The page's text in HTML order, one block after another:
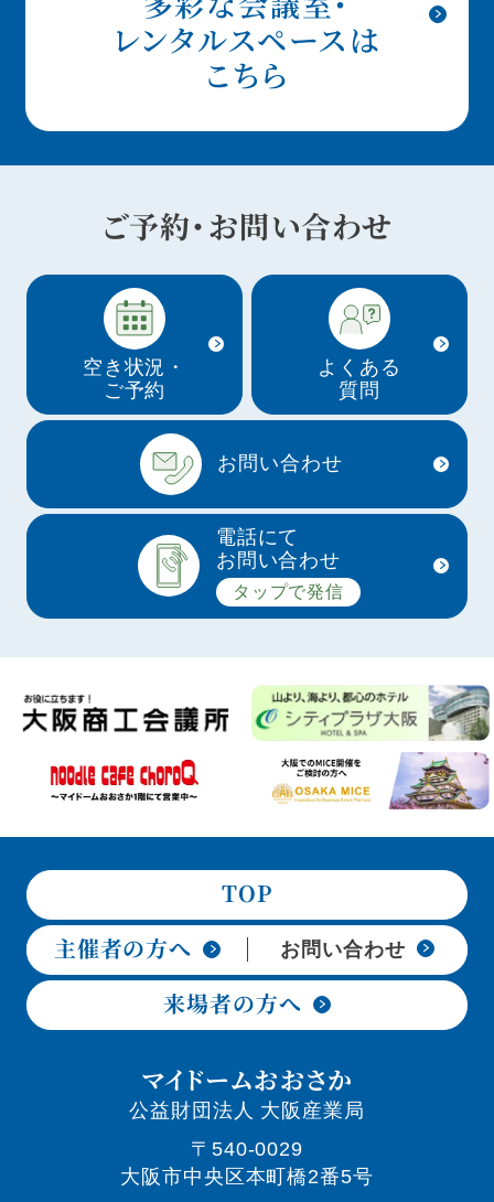
レンタルスペースは
こちら
ご予約・お問い合わせ
空き状況・
ご予約
お問い合わせ
よくある
質問
電話にて
お問い合わせ
タップで発信
TOP
主催者の方へ
お問い合わせ
来場者の方へ
マイドームおおさか
公益財団法人 大阪産業局
〒540-0029
大阪市中央区本町橋2番5号